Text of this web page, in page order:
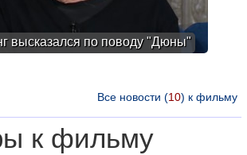
высказался по поводу "Дюны"
Все новости (10) к фильму
к фильму